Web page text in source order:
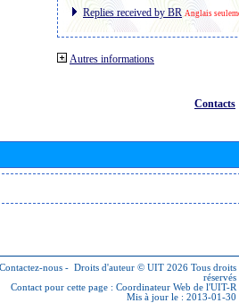
Replies received by BR Anglais
Autres informations
Contacts
Contactez-nous - Droits d'auteur © UIT 2026 Tous droits
réservés
Contact pour cette page : Coordinateur Web de l'UIT-R
Mis à jour le : 2013-01-30